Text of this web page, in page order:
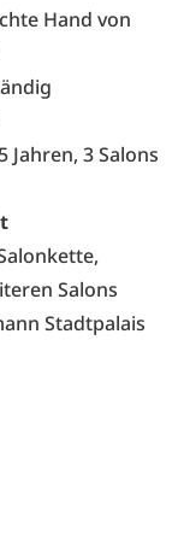
Hand von
3 Salons
,
Salons
Stadtpalais